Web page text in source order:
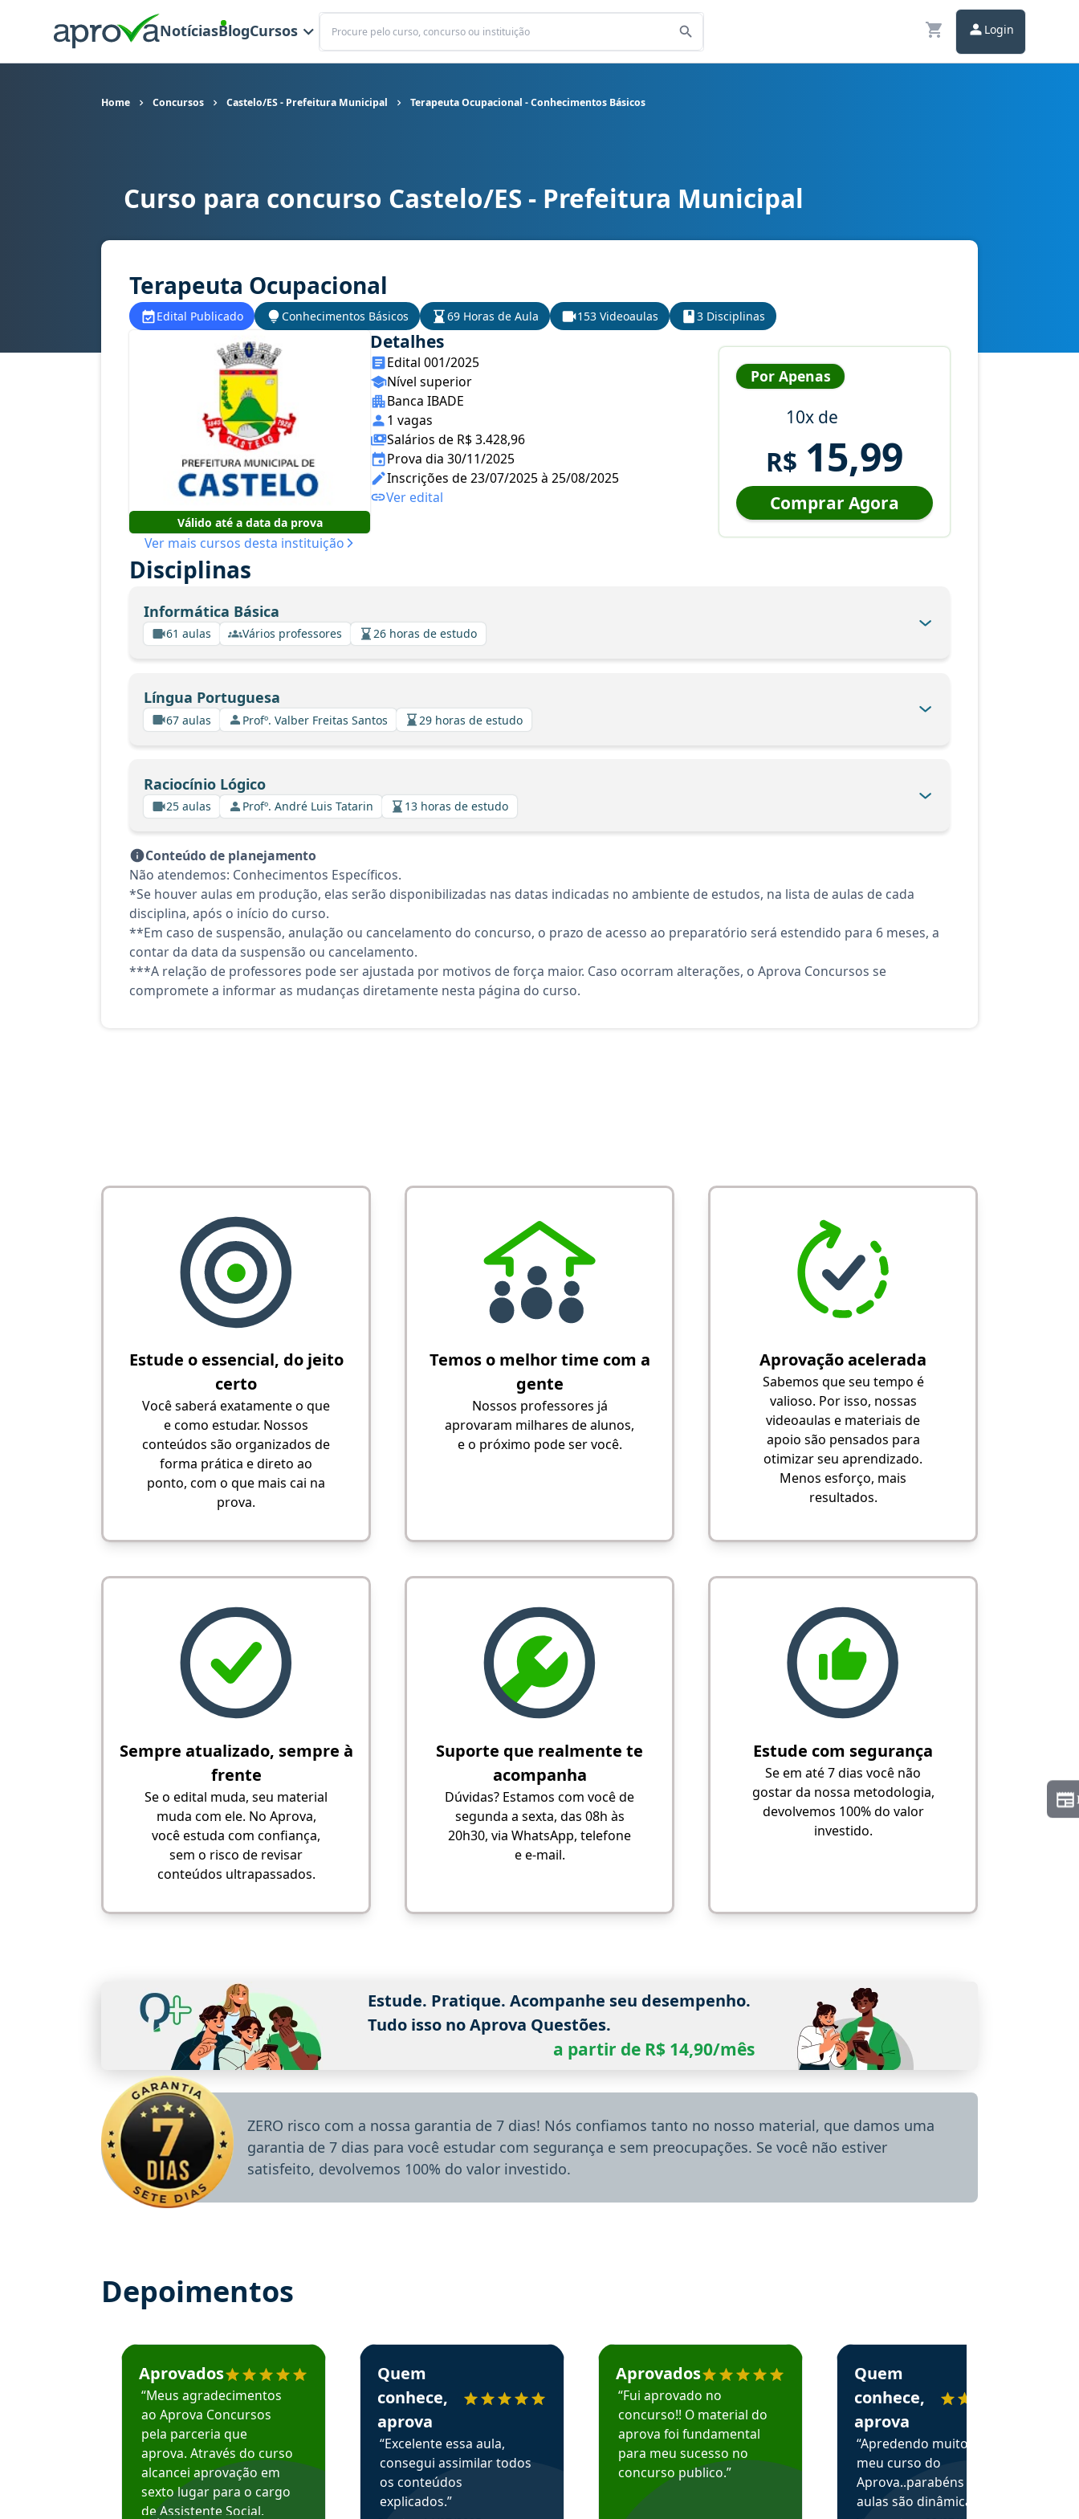
NotíciasBlogCursos
Buscar
Login
Home Concursos Castelo/ES - Prefeitura Municipal Terapeuta Ocupacional - Conhecimentos Básicos
Curso para concurso Castelo/ES - Prefeitura Municipal cargo Terapeuta Ocupacional - Conhecimentos Básicos
Curso para concurso Castelo/ES - Prefeitura Municipal
Terapeuta Ocupacional
Edital Publicado Conhecimentos Básicos 69 Horas de Aula 153 Videoaulas 3 Disciplinas
Válido até a data da prova
Ver mais cursos desta instituição
Detalhes
Edital 001/2025
Nível superior
Banca IBADE
1 vagas
Salários de R$ 3.428,96
Prova dia 30/11/2025
Inscrições de 23/07/2025 à 25/08/2025
Ver edital
Por Apenas
10x de
R$ 15,99
Comprar Agora
Disciplinas
Informática Básica
61 aulas Vários professores 26 horas de estudo
Língua Portuguesa
67 aulas Profº. Valber Freitas Santos 29 horas de estudo
Raciocínio Lógico
25 aulas Profº. André Luis Tatarin 13 horas de estudo
Conteúdo de planejamento
Não atendemos: Conhecimentos Específicos.
*Se houver aulas em produção, elas serão disponibilizadas nas datas indicadas no ambiente de estudos, na lista de aulas de cada
disciplina, após o início do curso.
**Em caso de suspensão, anulação ou cancelamento do concurso, o prazo de acesso ao preparatório será estendido para 6 meses, a
contar da data da suspensão ou cancelamento.
***A relação de professores pode ser ajustada por motivos de força maior. Caso ocorram alterações, o Aprova Concursos se
compromete a informar as mudanças diretamente nesta página do curso.
Estude o essencial, do jeito
certo
Você saberá exatamente o que
e como estudar. Nossos
conteúdos são organizados de
forma prática e direto ao
ponto, com o que mais cai na
prova.
Temos o melhor time com a
gente
Nossos professores já
aprovaram milhares de alunos,
e o próximo pode ser você.
Aprovação acelerada
Sabemos que seu tempo é
valioso. Por isso, nossas
videoaulas e materiais de
apoio são pensados para
otimizar seu aprendizado.
Menos esforço, mais
resultados.
Sempre atualizado, sempre à
frente
Se o edital muda, seu material
muda com ele. No Aprova,
você estuda com confiança,
sem o risco de revisar
conteúdos ultrapassados.
Suporte que realmente te
acompanha
Dúvidas? Estamos com você de
segunda a sexta, das 08h às
20h30, via WhatsApp, telefone
e e-mail.
Estude com segurança
Se em até 7 dias você não
gostar da nossa metodologia,
devolvemos 100% do valor
investido.
Estude. Pratique. Acompanhe seu desempenho.
Tudo isso no Aprova Questões.
a partir de R$ 14,90/mês
ZERO risco com a nossa garantia de 7 dias! Nós confiamos tanto no nosso material, que damos uma
garantia de 7 dias para você estudar com segurança e sem preocupações. Se você não estiver
satisfeito, devolvemos 100% do valor investido.
Depoimentos
Estudante José recomenda o Aprova Concursos em depoimento
Aprovados
“Meus agradecimentos
ao Aprova Concursos
pela parceria que
aprova. Através do curso
alcancei aprovação em
sexto lugar para o cargo
de Assistente Social.
Estudante Sergio recomenda o Aprova Concursos em depoimento
Quem
conhece,
aprova
“Excelente essa aula,
consegui assimilar todos
os conteúdos
explicados.”
Estudante Mário recomenda o Aprova Concursos em depoimento
Aprovados
“Fui aprovado no
concurso!! O material do
aprova foi fundamental
para meu sucesso no
concurso publico.”
Estudante Alessandra recomenda o Aprova
Quem
conhece,
aprova
“Apredendo muito no
meu curso do
Aprova..parabéns pelas
aulas são dinâmicas e